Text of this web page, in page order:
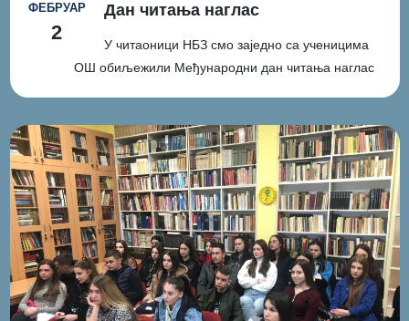
ФЕБРУАР
2
Дан читања наглас
У читаоници НБЗ смо заједно са ученицима
ОШ обиљежили Међународни дан читања наглас